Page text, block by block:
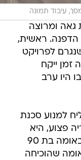
עיבוד תמונה
גאה ומרוצה
הדפנה. ראשית,
לפרויקט
זמן ייקח
היו ערב
למנוע סכנת
פצוע, היא
שואפת לנקום ולא להיכנע. מדובר באומה בת 90
שהוכיחה